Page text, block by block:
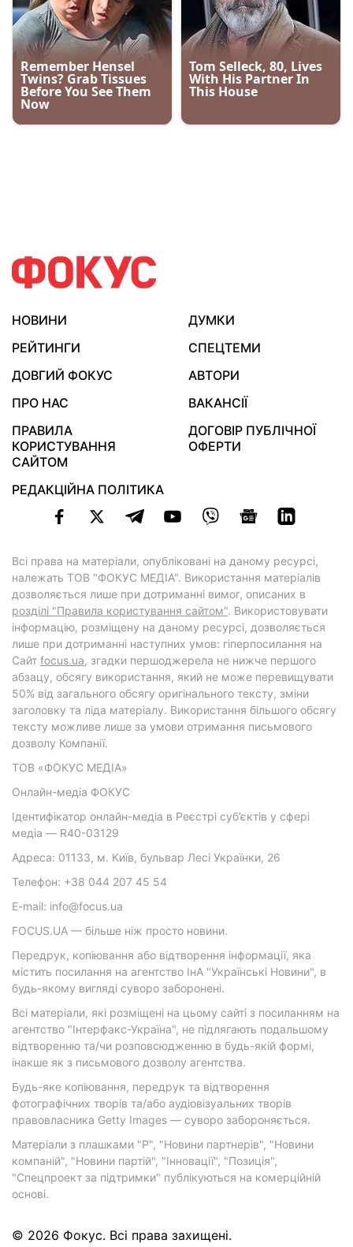
НОВИНИ
ДУМКИ
РЕЙТИНГИ
СПЕЦТЕМИ
ДОВГИЙ ФОКУС
АВТОРИ
ПРО НАС
ВАКАНСІЇ
ПРАВИЛА
КОРИСТУВАННЯ
САЙТОМ
ДОГОВІР ПУБЛІЧНОЇ
ОФЕРТИ
РЕДАКЦІЙНА ПОЛІТИКА
Всі права на матеріали, опубліковані на даному ресурсі,
належать ТОВ "ФОКУС МЕДІА". Використання матеріалів
дозволяється лише при дотриманні вимог, описаних в
розділі "Правила користування сайтом". Використовувати
інформацію, розміщену на даному ресурсі, дозволяється
лише при дотриманні наступних умов: гіперпосилання на
Cайт focus.ua, згадки першоджерела не нижче першого
абзацу, обсягу використання, який не може перевищувати
50% від загального обсягу оригінального тексту, зміни
заголовку та ліда матеріалу. Використання більшого обсягу
тексту можливе лише за умови отримання письмового
дозволу Компанії.
ТОВ «ФОКУС МЕДІА»
Онлайн-медіа ФОКУС
Ідентифікатор онлайн-медіа в Реєстрі суб’єктів у сфері
медіа — R40-03129
Адреса: 01133, м. Київ, бульвар Лесі Українки, 26
Телефон: +38 044 207 45 54
E-mail: info@focus.ua
FOCUS.UA — більше ніж просто новини.
Передрук, копіювання або відтворення інформації, яка
містить посилання на агентство ІнА "Українські Новини", в
будь-якому вигляді суворо заборонені.
Всі матеріали, які розміщені на цьому сайті з посиланням на
агентство "Інтерфакс-Україна", не підлягають подальшому
відтворенню та/чи розповсюдженню в будь-якій формі,
інакше як з письмового дозволу агентства.
Будь-яке копіювання, передрук та відтворення
фотографічних творів та/або аудіовізуальних творів
правовласника Getty Images — суворо забороняється.
Матеріали з плашками "Р", "Новини партнерів", "Новини
компаній", "Новини партій", "Інновації", "Позиція",
"Спецпроект за підтримки" публікуються на комерційній
основі.
© 2026 Фокус. Всі права захищені.